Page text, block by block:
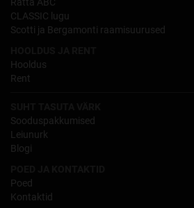
Ratta ABC
CLASSIC lugu
Scotti ja Bergamonti raamisuurused
Hooldus
Rent
Sooduspakkumised
Leiunurk
Blogi
Poed
Kontaktid